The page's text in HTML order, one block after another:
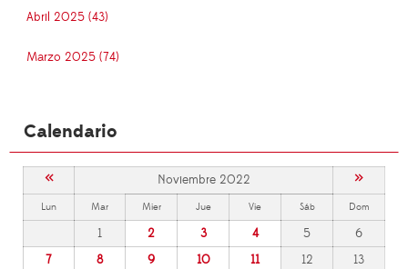
Abril 2025 (43)
Marzo 2025 (74)
Calendario
« Noviembre 2022 »
Lun Mar Mier Jue Vie Sáb Dom
1 2 3 4 5
6
7
8 9 10 11 12
13